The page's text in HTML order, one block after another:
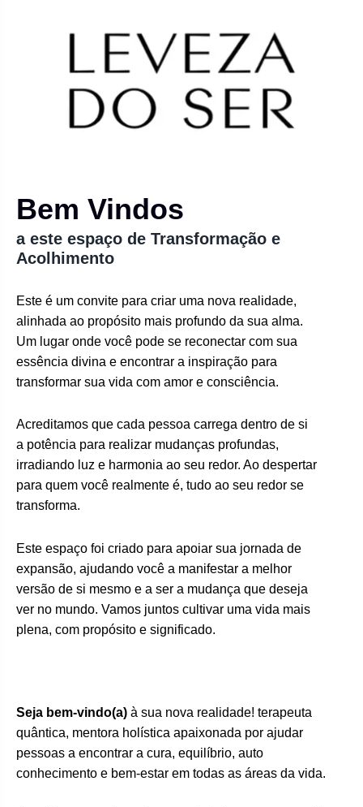
Bem Vindos
a este espaço de Transformação e
Acolhimento
Este é um convite para criar uma nova realidade,
alinhada ao propósito mais profundo da sua alma.
Um lugar onde você pode se reconectar com sua
essência divina e encontrar a inspiração para
transformar sua vida com amor e consciência.
Acreditamos que cada pessoa carrega dentro de si
a potência para realizar mudanças profundas,
irradiando luz e harmonia ao seu redor. Ao despertar
para quem você realmente é, tudo ao seu redor se
transforma.
Este espaço foi criado para apoiar sua jornada de
expansão, ajudando você a manifestar a melhor
versão de si mesmo e a ser a mudança que deseja
ver no mundo. Vamos juntos cultivar uma vida mais
plena, com propósito e significado.
Seja bem-vindo(a) à sua nova realidade! terapeuta
quântica, mentora holística apaixonada por ajudar
pessoas a encontrar a cura, equilíbrio, auto
conhecimento e bem-estar em todas as áreas da vida.